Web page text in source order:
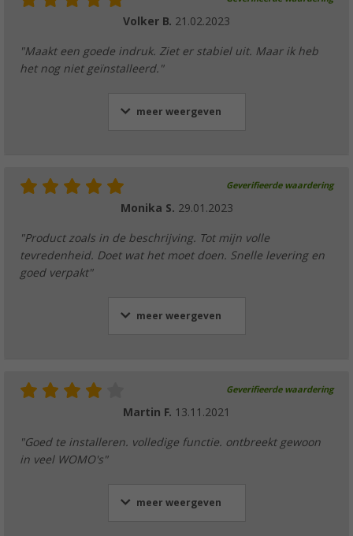
Volker B. 21.02.2023
"Maakt een goede indruk. Ziet er stabiel uit. Maar ik heb
het nog niet geïnstalleerd."
meer weergeven
Geverifieerde waardering
Monika S. 29.01.2023
"Product zoals in de beschrijving. Tot mijn volle
tevredenheid. Doet wat het moet doen. Snelle levering en
goed verpakt"
meer weergeven
Geverifieerde waardering
Martin F. 13.11.2021
"Goed te installeren. volledige functie. ontbreekt gewoon
in veel WOMO's"
meer weergeven